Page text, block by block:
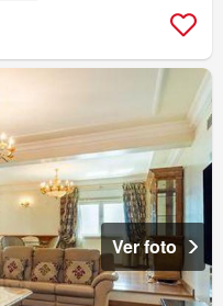
Ver foto